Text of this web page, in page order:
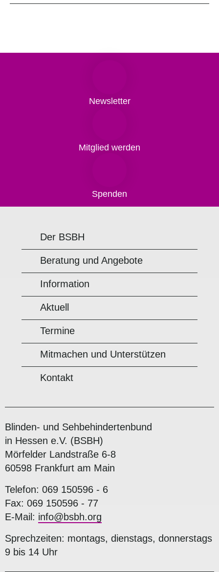
Newsletter
Mitglied werden
Spenden
Der BSBH
Beratung und Angebote
Information
Aktuell
Termine
Mitmachen und Unterstützen
Kontakt
Blinden- und Sehbehindertenbund
in Hessen e.V. (BSBH)
Mörfelder Landstraße 6-8
60598 Frankfurt am Main
Telefon: 069 150596 - 6
Fax: 069 150596 - 77
E-Mail: info@bsbh.org
Sprechzeiten: montags, dienstags, donnerstags
9 bis 14 Uhr